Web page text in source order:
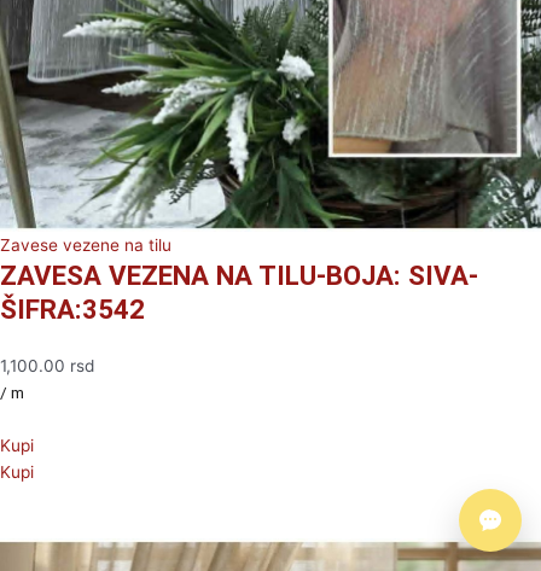
Zavese vezene na tilu
ZAVESA VEZENA NA TILU-BOJA: SIVA-
ŠIFRA:3542
1,100.00 rsd
/ m
Kupi
Kupi